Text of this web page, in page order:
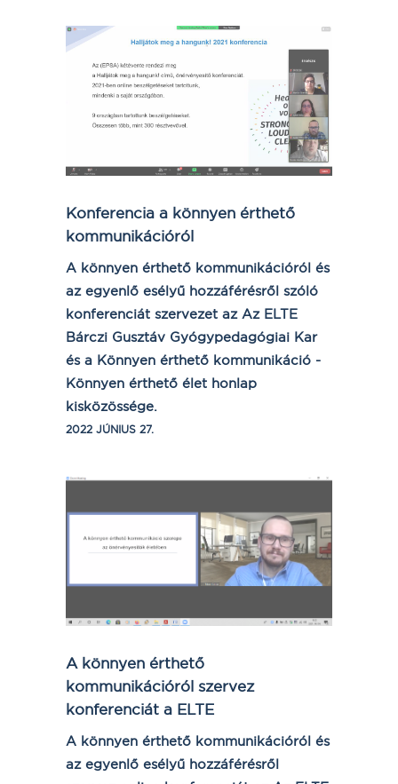
Konferencia a könnyen érthető
kommunikációról
A könnyen érthető kommunikációról és
az egyenlő esélyű hozzáférésről szóló
konferenciát szervezet az Az ELTE
Bárczi Gusztáv Gyógypedagógiai Kar
és a Könnyen érthető kommunikáció -
Könnyen érthető élet honlap
kisközössége.
2022 JÚNIUS 27.
A könnyen érthető
kommunikációról szervez
konferenciát a ELTE
A könnyen érthető kommunikációról és
az egyenlő esélyű hozzáférésről